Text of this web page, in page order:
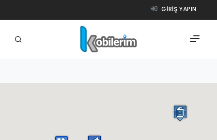
GIRIŞ YAPIN
NASIL ÇALIŞIR?